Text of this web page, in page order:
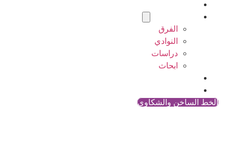
الفرق
النوادي
دراسات
ابحاث
الخط الساخن والشكاوي